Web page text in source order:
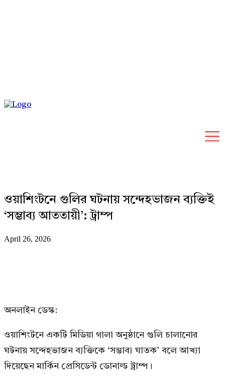
ওয়াশিংটনে গুলির ঘটনায় সন্দেহভাজন ব্যক্তিই
‘সম্ভাব্য আততায়ী’: ট্রাম্প
April 26, 2026
অনলাইন ডেস্ক:
ওয়াশিংটনে একটি মিডিয়া গালা অনুষ্ঠানে গুলি চালানোর
ঘটনায় সন্দেহভাজন ব্যক্তিকে ‘সম্ভাব্য ঘাতক’ বলে আখ্যা
দিয়েছেন মার্কিন প্রেসিডেন্ট ডোনাল্ড ট্রাম্প।